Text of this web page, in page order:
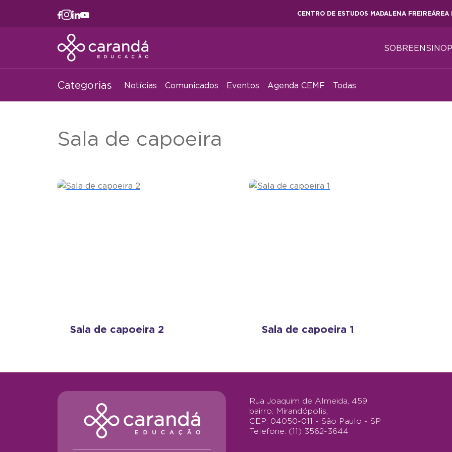
CENTRO DE ESTUDOS MADALENA FREIREÁREA
SOBREENSINO
Categorias Notícias Comunicados Eventos Agenda CEMF Todas
Sala de capoeira
Sala de capoeira 2 Sala de capoeira 1
Rua Joaquim de Almeida, 459
bairro: Mirandópolis,
CEP: 04050-011 - São Paulo - SP
Telefone: (11) 3562-3644